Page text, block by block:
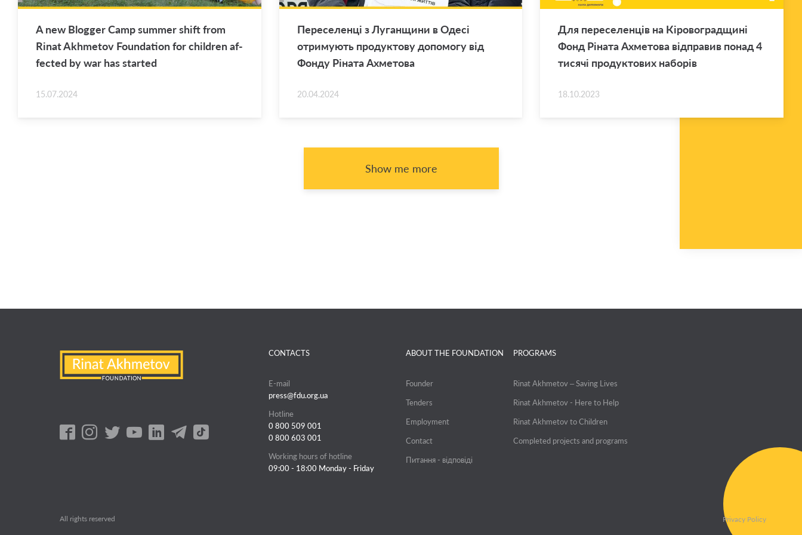
A new Blog­ger Camp sum­mer shift from
Rinat Akhme­tov Foun­da­tion for chil­dren af­
fected by war has started
15.07.2024
Переселенці з Луганщини в Одесі
отримують продуктову допомогу від
Фонду Ріната Ахметова
20.04.2024
Для переселенців на Кіровоградщині
Фонд Ріната Ахметова відправив понад 4
тисячі продуктових наборів
18.10.2023
Show me more
CONTACTS
E-mail
press@fdu.org.ua
Hotline
0 800 509 001
0 800 603 001
Working hours of hotline
09:00 - 18:00 Monday - Friday
ABOUT THE FOUNDATION
Founder
Tenders
Employment
Contact
Питання - відповіді
PROGRAMS
Rinat Akhmetov – Saving Lives
Rinat Akhmetov - Here to Help
Rinat Akhmetov to Children
Completed projects and programs
All rights reserved Privacy Policy